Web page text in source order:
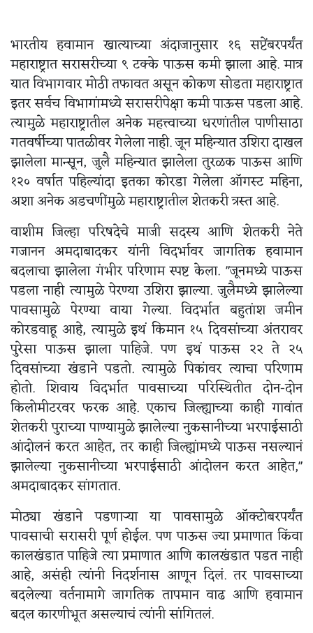
भारतीय हवामान खात्याच्या अंदाजानुसार १६ सप्टेंबरपर्यंत
महाराष्ट्रात सरासरीच्या ९ टक्के पाऊस कमी झाला आहे. मात्र
यात विभागवार मोठी तफावत असून कोकण सोडता महाराष्ट्रात
इतर सर्वच विभागांमध्ये सरासरीपेक्षा कमी पाऊस पडला आहे.
त्यामुळे महाराष्ट्रातील अनेक महत्त्वाच्या धरणांतील पाणीसाठा
गतवर्षीच्या पातळीवर गेलेला नाही. जून महिन्यात उशिरा दाखल
झालेला मान्सून, जुलै महिन्यात झालेला तुरळक पाऊस आणि
१२० वर्षात पहिल्यांदा इतका कोरडा गेलेला ऑगस्ट महिना,
अशा अनेक अडचणींमुळे महाराष्ट्रातील शेतकरी त्रस्त आहे.
वाशीम जिल्हा परिषदेचे माजी सदस्य आणि शेतकरी नेते
गजानन अमदाबादकर यांनी विदर्भावर जागतिक हवामान
बदलाचा झालेला गंभीर परिणाम स्पष्ट केला. "जूनमध्ये पाऊस
पडला नाही त्यामुळे पेरण्या उशिरा झाल्या. जुलैमध्ये झालेल्या
पावसामुळे पेरण्या वाया गेल्या. विदर्भात बहुतांश जमीन
कोरडवाहू आहे, त्यामुळे इथं किमान १५ दिवसांच्या अंतरावर
पुरेसा पाऊस झाला पाहिजे. पण इथं पाऊस २२ ते २५
दिवसांच्या खंडाने पडतो. त्यामुळे पिकांवर त्याचा परिणाम
होतो. शिवाय विदर्भात पावसाच्या परिस्थितीत दोन-दोन
किलोमीटरवर फरक आहे. एकाच जिल्ह्याच्या काही गावांत
शेतकरी पुराच्या पाण्यामुळे झालेल्या नुकसानीच्या भरपाईसाठी
आंदोलनं करत आहेत, तर काही जिल्ह्यांमध्ये पाऊस नसल्यानं
झालेल्या नुकसानीच्या भरपाईसाठी आंदोलन करत आहेत,"
अमदाबादकर सांगतात.
मोठ्या खंडाने पडणाऱ्या या पावसामुळे ऑक्टोबरपर्यंत
पावसाची सरासरी पूर्ण होईल. पण पाऊस ज्या प्रमाणात किंवा
कालखंडात पाहिजे त्या प्रमाणात आणि कालखंडात पडत नाही
आहे, असंही त्यांनी निदर्शनास आणून दिलं. तर पावसाच्या
बदलेल्या वर्तनामागे जागतिक तापमान वाढ आणि हवामान
बदल कारणीभूत असल्याचं त्यांनी सांगितलं.